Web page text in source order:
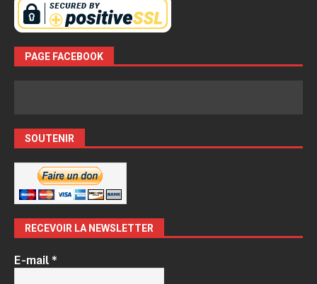
PAGE FACEBOOK
SOUTENIR
RECEVOIR LA NEWSLETTER
E-mail*